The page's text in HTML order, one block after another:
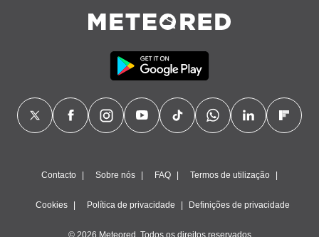
Contacto Sobre nós FAQ Termos de utilização
Cookies Política de privacidade Definições de privacidade
© 2026 Meteored. Todos os direitos reservados